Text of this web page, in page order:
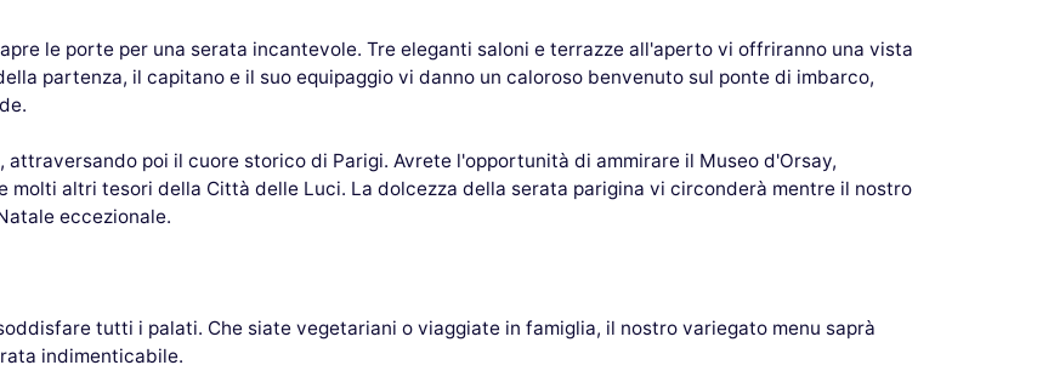
le porte per una serata incantevole. Tre eleganti saloni e terrazze all'aperto vi offriranno una vista
partenza, il capitano e il suo equipaggio vi danno un caloroso benvenuto sul ponte di imbarco,
poi il cuore storico di Parigi. Avrete l'opportunità di ammirare il Museo d'Orsay,
molti altri tesori della Città delle Luci. La dolcezza della serata parigina vi circonderà mentre il nostro
eccezionale.
tutti i palati. Che siate vegetariani o viaggiate in famiglia, il nostro variegato menu saprà
indimenticabile.